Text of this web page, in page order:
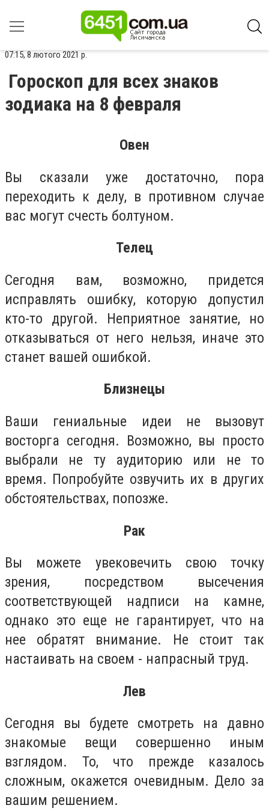
07:15, 8 лютого 2021 р.
Гороскоп для всех знаков
зодиака на 8 февраля
Овен
Вы сказали уже достаточно, пора
переходить к делу, в противном случае
вас могут счесть болтуном.
Телец
Сегодня вам, возможно, придется
исправлять ошибку, которую допустил
кто-то другой. Неприятное занятие, но
отказываться от него нельзя, иначе это
станет вашей ошибкой.
Близнецы
Ваши гениальные идеи не вызовут
восторга сегодня. Возможно, вы просто
выбрали не ту аудиторию или не то
время. Попробуйте озвучить их в других
обстоятельствах, попозже.
Рак
Вы можете увековечить свою точку
зрения, посредством высечения
соответствующей надписи на камне,
однако это еще не гарантирует, что на
нее обратят внимание. Не стоит так
настаивать на своем - напрасный труд.
Лев
Сегодня вы будете смотреть на давно
знакомые вещи совершенно иным
взглядом. То, что прежде казалось
сложным, окажется очевидным. Дело за
вашим решением.